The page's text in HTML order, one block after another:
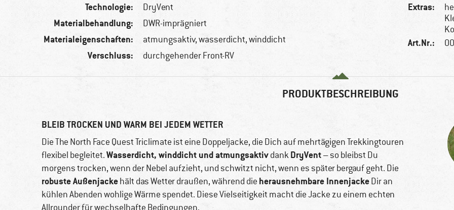
Technologie: DryVent
Materialbehandlung: DWR-imprägniert
Materialeigenschaften: atmungsaktiv, wasserdicht, winddicht
Verschluss: durchgehender Front-RV
Extras:
Art.Nr.:
PRODUKTBESCHREIBUNG
BLEIB TROCKEN UND WARM BEI JEDEM WETTER
Die The North Face Quest Triclimate ist eine Doppeljacke, die Dich auf mehrtägigen Trekkingtouren
flexibel begleitet.Wasserdicht, winddicht und atmungsaktivdankDryVent– so bleibst Du
morgens trocken, wenn der Nebel aufzieht, und schwitzt nicht, wenn es später bergauf geht. Die
robuste Außenjackehält das Wetter draußen, während die herausnehmbare InnenjackeDir an
kühlen Abenden wohlige Wärme spendet. Diese Vielseitigkeit macht die Jacke zu einem echten
Allrounder für wechselhafte Bedingungen.